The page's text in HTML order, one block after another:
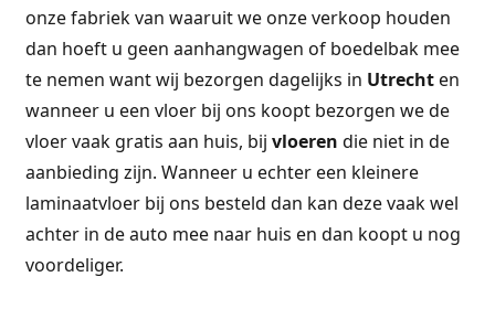
onze fabriek van waaruit we onze verkoop houden
dan hoeft u geen aanhangwagen of boedelbak mee
te nemen want wij bezorgen dagelijks in Utrechten
wanneer u een vloer bij ons koopt bezorgen we de
vloer vaak gratis aan huis, bij vloeren die niet in de
aanbieding zijn. Wanneer u echter een kleinere
laminaatvloer bij ons besteld dan kan deze vaak wel
achter in de auto mee naar huis en dan koopt u nog
voordeliger.